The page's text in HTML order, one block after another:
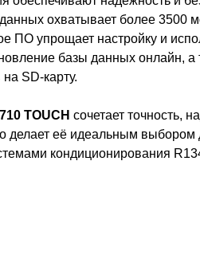
охватывает более 3500
ПО упрощает настройку и
базы данных онлайн, а
SD-карту.
TOUCH сочетает точность,
делает её идеальным выбором
кондиционирования